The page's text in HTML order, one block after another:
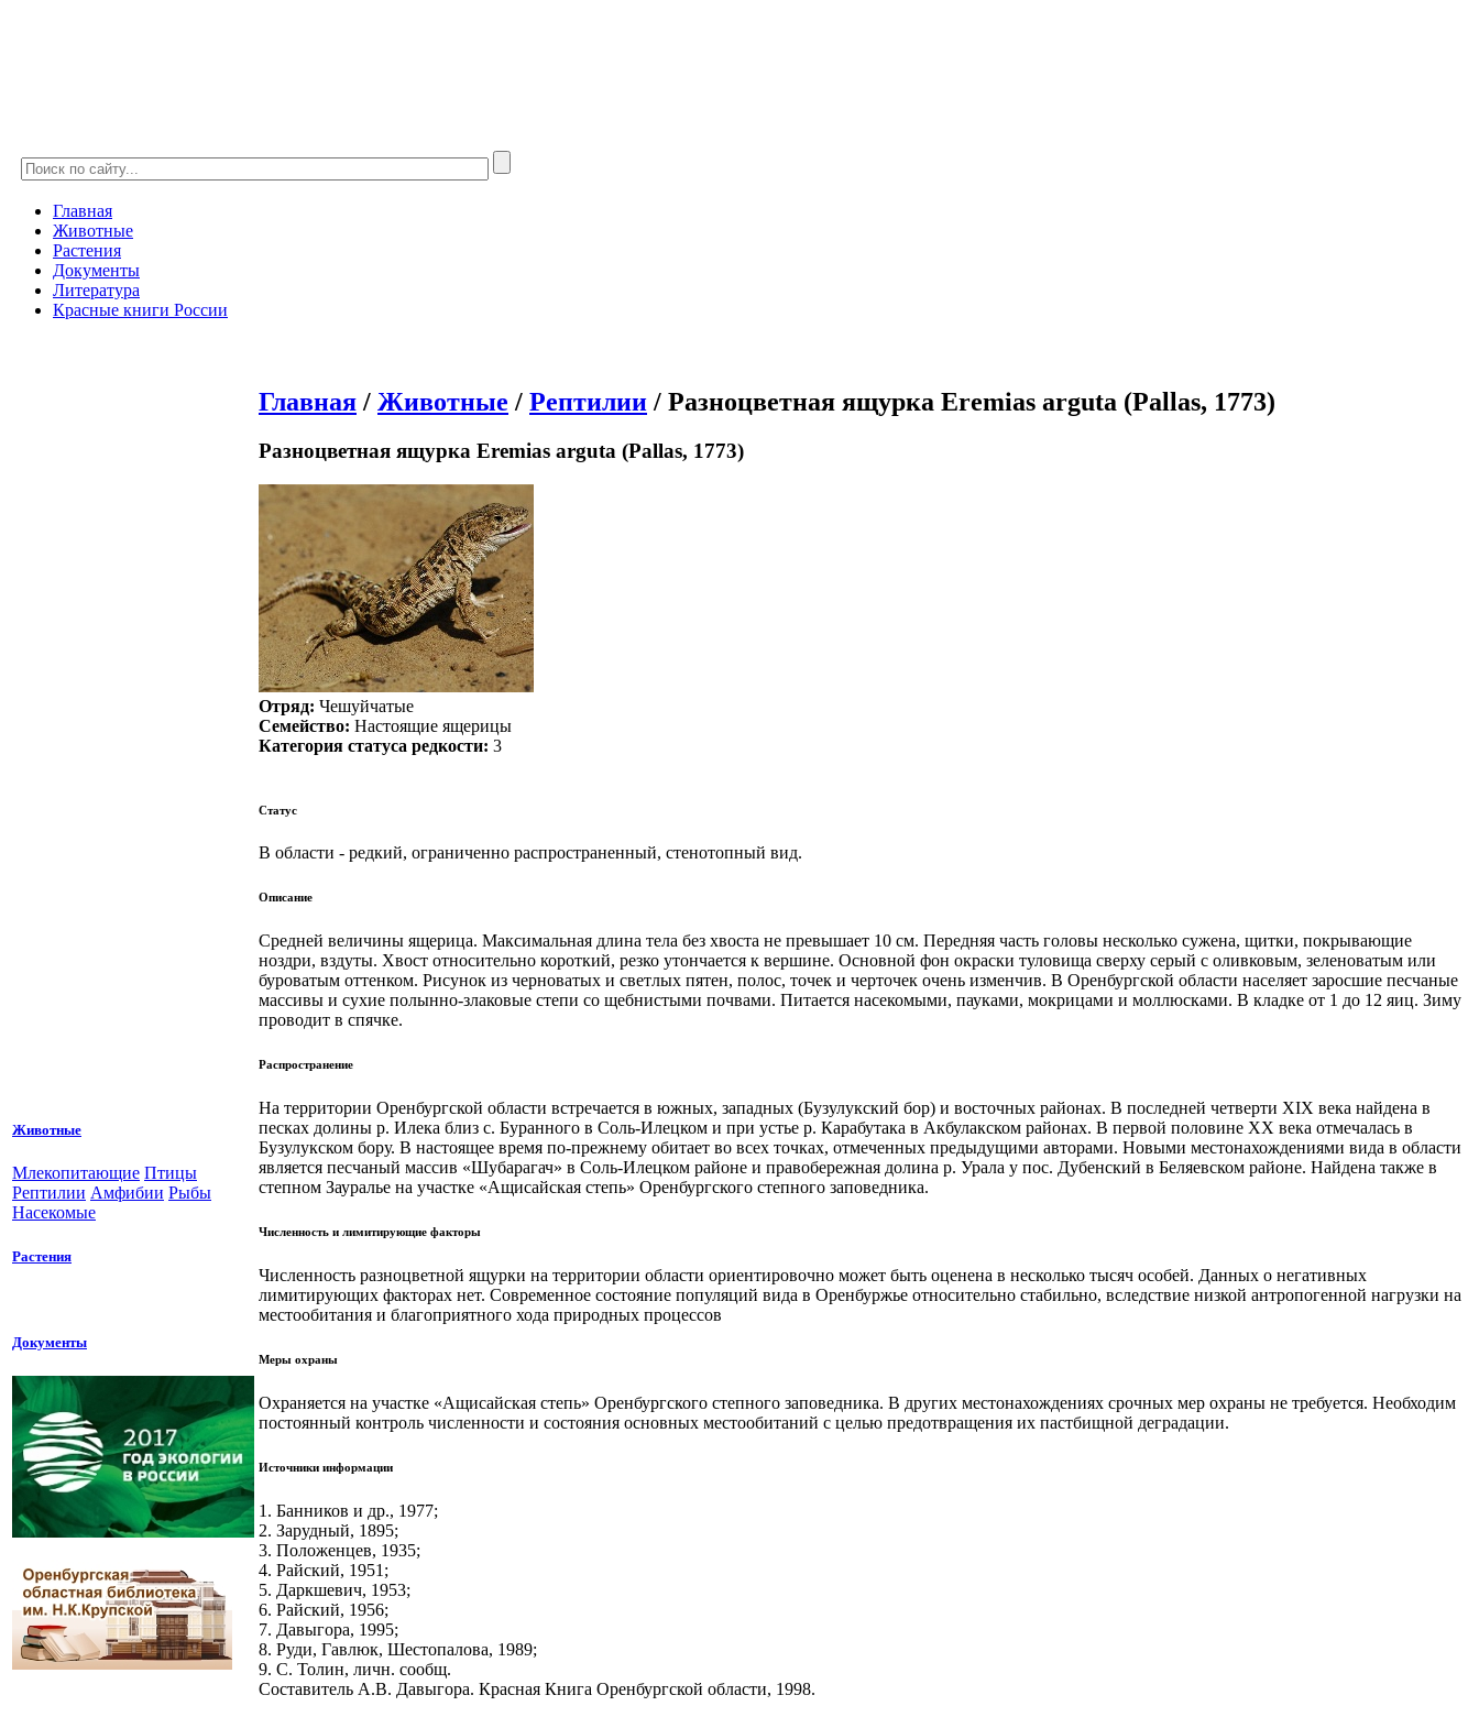
Главная
Животные
Растения
Документы
Литература
Красные книги России
Животные
Млекопитающие Птицы
Рептилии Амфибии Рыбы
Насекомые
Растения
Документы
Главная / Животные / Рептилии / Разноцветная ящурка Eremias arguta (Pallas, 1773)
Разноцветная ящурка Eremias arguta (Pallas, 1773)
Отряд: Чешуйчатые
Семейство: Настоящие ящерицы
Категория статуса редкости: 3
Статус
В области - редкий, ограниченно распространенный, стенотопный вид.
Описание
Средней величины ящерица. Максимальная длина тела без хвоста не превышает 10 см. Передняя часть головы несколько сужена, щитки, покрывающие
ноздри, вздуты. Хвост относительно короткий, резко утончается к вершине. Основной фон окраски туловища сверху серый с оливковым, зеленоватым или
буроватым оттенком. Рисунок из черноватых и светлых пятен, полос, точек и черточек очень изменчив. В Оренбургской области населяет заросшие песчаные
массивы и сухие полынно-злаковые степи со щебнисты­ми почвами. Питается насекомыми, пауками, мокрицами и моллюсками. В кладке от 1 до 12 яиц. Зиму
проводит в спячке.
Распространение
На территории Оренбургской области встречается в южных, западных (Бузулукский бор) и восточных районах. В последней четверти XIX века найдена в
песках долины р. Илека близ с. Буранного в Соль-Илецком и при устье р. Карабутака в Акбулакском районах. В первой половине XX века отмечалась в
Бузулукском бору. В настоящее время по-прежнему обитает во всех точках, отмеченных предыдущими авторами. Новыми местонахождениями вида в области
является песчаный массив «Шубарагач» в Соль-Илецком районе и правобережная долина р. Урала у пос. Дубенский в Беляевском районе. Найдена также в
степном Зауралье на участке «Ащисайская степь» Оренбургского степного заповедника.
Численность и лимитирующие факторы
Численность разноцветной ящурки на территории области ориентировочно может быть оценена в несколько тысяч особей. Данных о негативных
лимитирующих факторах нет. Современное состояние популяций вида в Оренбуржье относительно стабильно, вследствие низкой антропогенной нагрузки на
местообитания и благоприятного хода природных процессов
Меры охраны
Охраняется на участке «Ащисайская степь» Оренбургского степного заповедника. В других местонахождениях срочных мер охраны не требуется. Необходим
постоянный контроль численности и состояния основных местообитаний с целью предотвращения их пастбищной деградации.
Источники информации
1. Банников и др., 1977;
2. Зарудный, 1895;
3. Положенцев, 1935;
4. Райский, 1951;
5. Даркшевич, 1953;
6. Райский, 1956;
7. Давыгора, 1995;
8. Руди, Гавлюк, Шестопалова, 1989;
9. С. Толин, личн. сообщ.
Составитель A.В. Давыгора. Красная Книга Оренбургской области, 1998.